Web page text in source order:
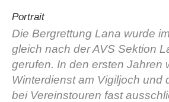
Histoire de l'association
Portrait
Die Bergrettung Lana wurde
gleich nach der AVS Sektion
gerufen. In den ersten Jahren
Winterdienst am Vigiljoch und
bei Vereinstouren fast